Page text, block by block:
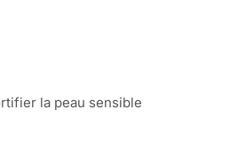
la peau sensible